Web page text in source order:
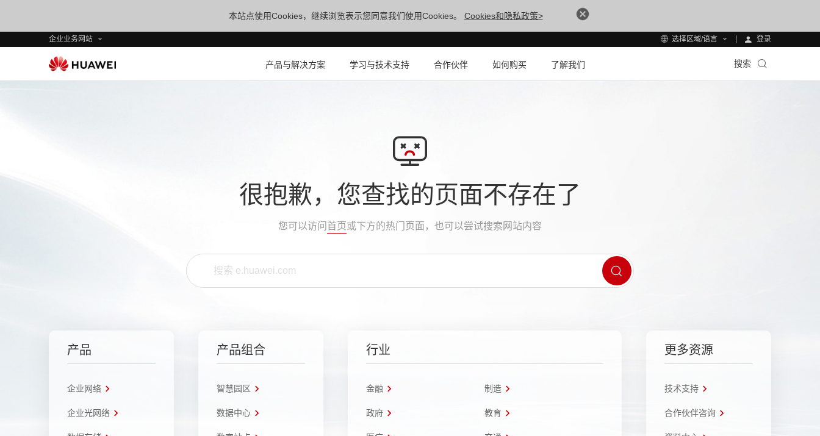
本站点使用Cookies，继续浏览表示您同意我们使用Cookies。 Cookies和隐私政策>
企业业务网站 选择区域/语言 登录
产品与解决方案 学习与技术支持 合作伙伴 如何购买 了解我们 搜索
很抱歉，您查找的页面不存在了
您可以访问 首页或下方的热门页面，也可以尝试搜索网站内容
产品
企业网络
企业光网络
产品组合
智慧园区
数据中心
行业
金融 制造
政府 教育
更多资源
技术支持
合作伙伴咨询